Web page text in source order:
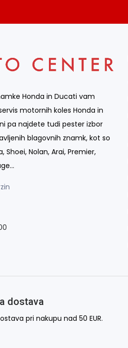
Honda in Ducati vam
motornih koles Honda in
pa najdete tudi pester izbor
blagovnih znamk, kot so
Shoei, Nolan, Arai, Premier,
dostava
pri nakupu nad 50 EUR.